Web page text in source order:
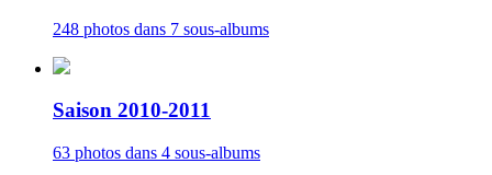
248 photos dans 7 sous-albums
Saison 2010-2011
63 photos dans 4 sous-albums